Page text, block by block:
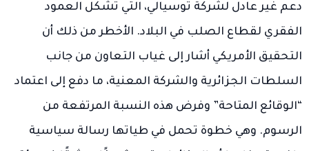
دعم غير عادل لشركة توسيالي، التي تشكل العمود
الفقري لقطاع الصلب في البلاد. الأخطر من ذلك أن
التحقيق الأمريكي أشار إلى غياب التعاون من جانب
السلطات الجزائرية والشركة المعنية، ما دفع إلى اعتماد
“الوقائع المتاحة” وفرض هذه النسبة المرتفعة من
الرسوم. وهي خطوة تحمل في طياتها رسالة سياسية